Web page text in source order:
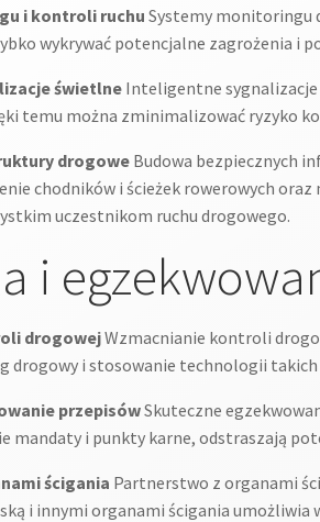
i kontroli ruchu Systemy monitoringu
wykrywać potencjalne zagrożenia i
świetlne Inteligentne
temu można zminimalizować ryzyko
drogowe Budowa bezpiecznych
chodników i ścieżek rowerowych
uczestnikom ruchu drogowego.
i
drogowejWzmacnianie kontroli
drogowy i stosowanie technologii
przepisówSkuteczne
mandaty i punkty karne, odstraszają
ścigania Partnerstwo z organami
i innymi organami ścigania